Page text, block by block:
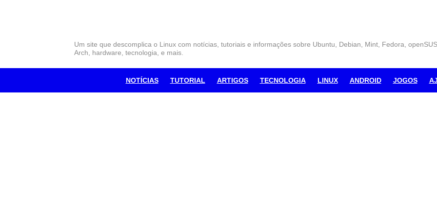
Um site que descomplica o Linux com notícias, tutoriais e informações sobre Ubuntu, Debian, Mint, Fedora,
Arch, hardware, tecnologia, e mais.
NOTÍCIAS TUTORIAL ARTIGOS TECNOLOGIA LINUX ANDROID JOGOS